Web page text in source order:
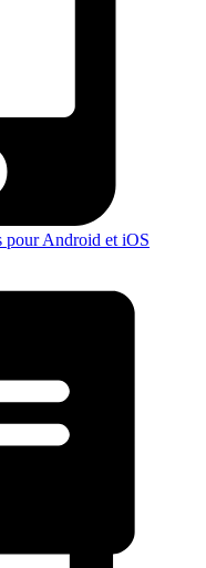
pour Android et iOS